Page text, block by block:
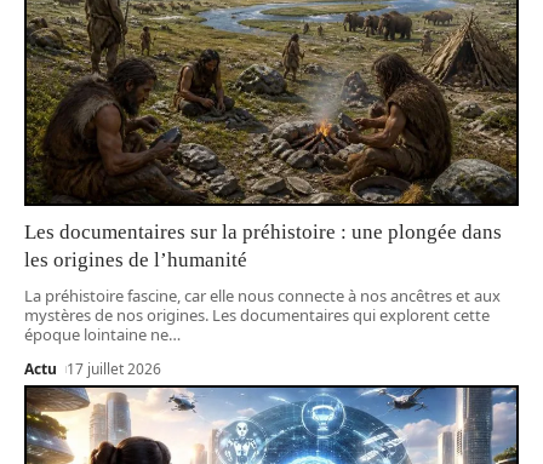
Les documentaires sur la préhistoire : une plongée dans
les origines de l’humanité
La préhistoire fascine, car elle nous connecte à nos ancêtres et aux
mystères de nos origines. Les documentaires qui explorent cette
époque lointaine ne…
Actu 17 juillet 2026